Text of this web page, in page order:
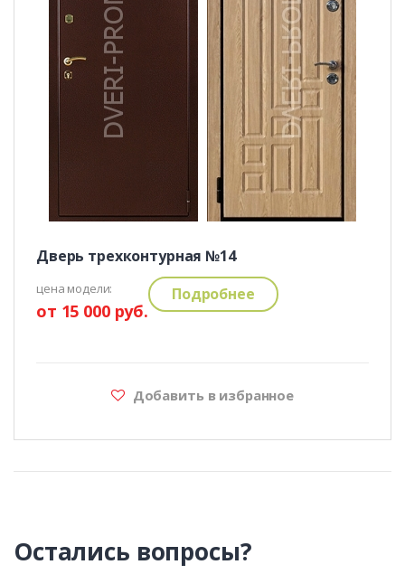
Дверь трехконтурная №14
цена модели:
от 15 000 руб.
Подробнее
Добавить в избранное
Остались вопросы?